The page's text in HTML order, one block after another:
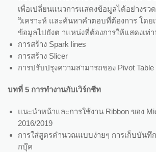
เพื่อเปลี่ยนแนวการแสดงข้อมูลได้อย่างรวด
วิเคราะห์ และค้นหาคำตอบที่ต้องการ โดย
ข้อมูลไปยังต าแหน่งที่ต้องการให้แสดงเท่
การสร้าง Spark lines
การสร้าง Slicer
การปรับปรุงความสามารถของ Pivot Table
บทที่ 5 การทำงานกับเวิร์กชีท
แนะนำหน้าและการใช้งาน Ribbon ของ
2016/2019
การใส่สูตรคำนวณแบบง่ายๆ การเก็บบันทึ
กบุ๊ค